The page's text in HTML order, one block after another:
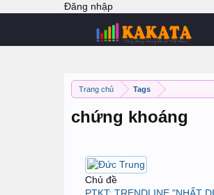
Đăng nhập
Trang chủ Tags
chứng khoáng
Chủ đề